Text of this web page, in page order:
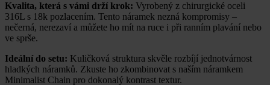
Kvalita, která s vámi drží krok: Vyrobený z chirurgické oceli
316L s 18k pozlacením. Tento náramek nezná kompromisy –
nečerná, nerezaví a můžete ho mít na ruce i při ranním plavání nebo
ve sprše.
Ideální do setu: Kuličková struktura skvěle rozbíjí jednotvárnost
hladkých náramků. Zkuste ho zkombinovat s naším náramkem
Minimalist Chain pro dokonalý kontrast textur.